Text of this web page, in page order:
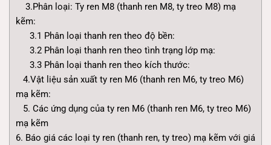
3.Phân loại: Ty ren M8 (thanh ren M8, ty treo M8) mạ
kẽm:
3.1 Phân loại thanh ren theo độ bền:
3.2 Phân loại thanh ren theo tình trạng lớp mạ:
3.3 Phân loại thanh ren theo kích thước:
4.Vật liệu sản xuất ty ren M6 (thanh ren M6, ty treo M6)
mạ kẽm:
5. Các ứng dụng của ty ren M6 (thanh ren M6, ty treo M6)
mạ kẽm
6. Báo giá các loại ty ren (thanh ren, ty treo) mạ kẽm với giá